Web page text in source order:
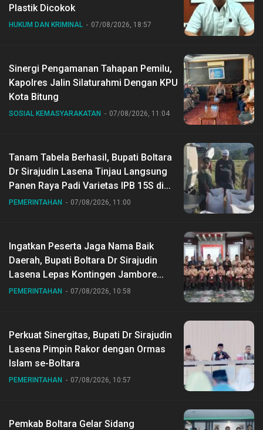
Plastik Dicokok
HUKUM DAN KRIMINAL 07/08/2026, 18:57
Sinergi Pengamanan Tahapan Pemilu,
Kapolres Jalin Silaturahmi Dengan KPU
Kota Bitung
SOSIAL KEMASYARAKATAN 07/08/2026, 11:04
Tanam Tabela Berhasil, Bupati Boltara
Dr Sirajudin Lasena Tinjau Langsung
Panen Raya Padi Varietas IPB 15S di
Desa Gihang
PEMERINTAHAN 07/08/2026, 11:00
Ingatkan Peserta Jaga Nama Baik
Daerah, Bupati Boltara Dr Sirajudin
Lasena Lepas Kontingen Jambore
Nasional ke XII di Buperta Cibubur
PEMERINTAHAN 07/08/2026, 10:58
Perkuat Sinergitas, Bupati Dr Sirajudin
Lasena Pimpin Rakor dengan Ormas
Islam se-Boltara
PEMERINTAHAN 07/08/2026, 10:57
Pemkab Boltara Gelar Sidang